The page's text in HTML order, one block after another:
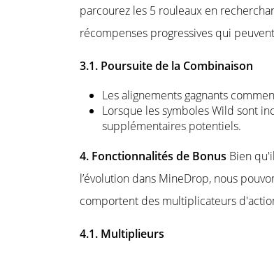
parcourez les 5 rouleaux en
récompenses progressives qui
3.1. Poursuite de la Combinaison
Les alignements gagnants
Lorsque les symboles Wild sont
supplémentaires potentiels.
4. Fonctionnalités de Bonus Bien
l’évolution dans MineDrop, nous
comportent des multiplicateurs
4.1. Multiplieurs